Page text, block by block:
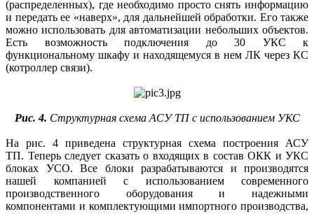
(распределенных), где необходимо просто снять информацию
и передать ее «наверх», для дальнейшей обработки. Его также
можно использовать для автоматизации небольших объектов.
Есть возможность подключения до 30 УКС к
функциональному шкафу и находящемуся в нем ЛК через КС
(котроллер связи).
Рис. 4. Структурная схема АСУ ТП с использованием УКС
На рис. 4 приведена структурная схема построения АСУ
ТП. Теперь следует сказать о входящих в состав ОКК и УКС
блоках УСО. Все блоки разрабатываются и производятся
нашей компанией с использованием современного
производственного оборудования и надежными
компонентами и комплектующими импортного производства,